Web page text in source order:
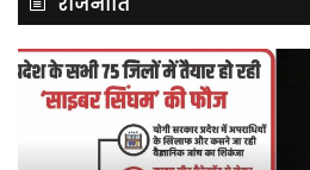
असम
में
दर्ज
मामले